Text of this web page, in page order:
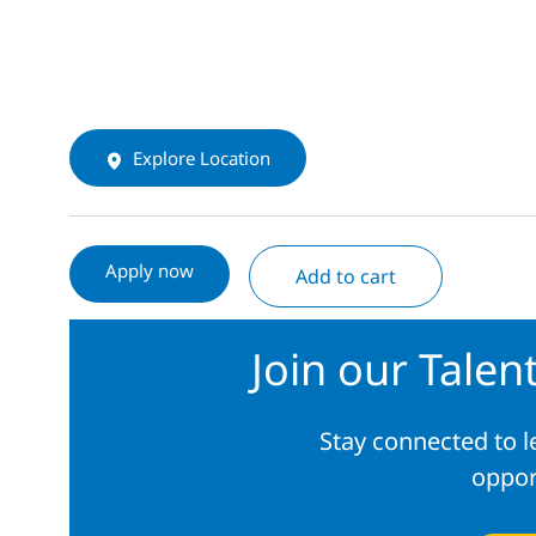
Explore Location
Apply now Add to cart
Join our
Stay connected to